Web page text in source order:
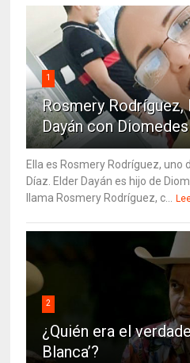
1
Rosmery Rodríguez,
Dayán con
Ella es Rosmery Rodríguez, uno
Díaz. Elder Dayán es hijo de
llama Rosmery Rodríguez, c...
2
¿Quién era el
Blanca’?